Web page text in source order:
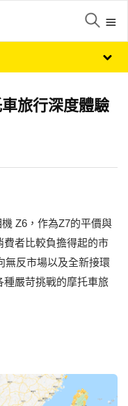
旅行深度體驗
Z6，作為Z7的平價與
者比較負擔得起的市
無反市場以及全新接環
種嚴苛挑戰的摩托車旅